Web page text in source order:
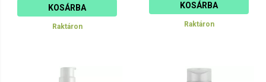
KOSÁRBA
Raktáron
KOSÁRBA
Raktáron